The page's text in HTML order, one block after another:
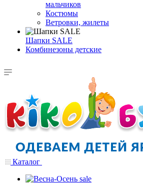
мальчиков
Костюмы
Ветровки, жилеты
Шапки SALE
Комбинезоны детские
Каталог